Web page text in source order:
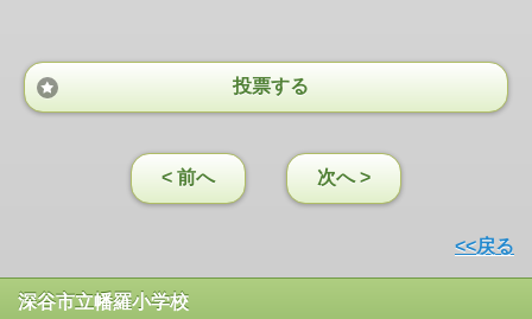
投票する
< 前へ 次へ >
<<戻る
深谷市立幡羅小学校